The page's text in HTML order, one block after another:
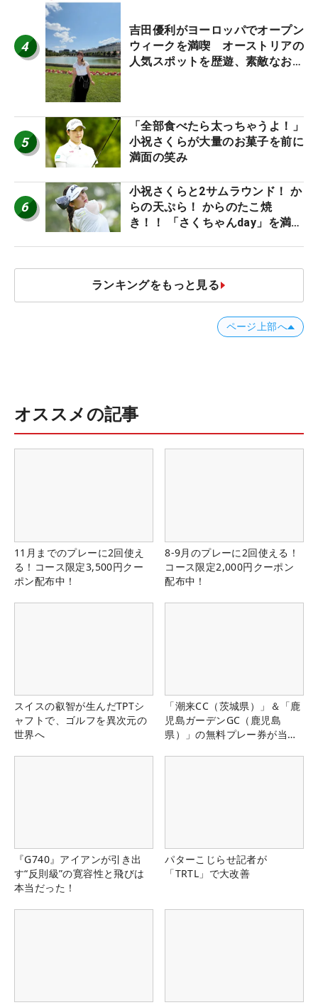
4
吉田優利がヨーロッパでオープン
ウィークを満喫 オーストリアの
人気スポットを歴遊、素敵なお土
5
「全部食べたら太っちゃうよ！」
小祝さくらが大量のお菓子を前に
満面の笑み
6
小祝さくらと2サムラウンド！ か
らの天ぷら！ からのたこ焼
き！！ 「さくちゃんday」を満喫
ランキングをもっと見る
ページ上部へ
オススメの記事
11月までのプレーに2回使え
る！コース限定3,500円クー
ポン配布中！
8-9月のプレーに2回使える！
コース限定2,000円クーポン
配布中！
スイスの叡智が生んだTPTシ
ャフトで、ゴルフを異次元の
世界へ
「潮来CC（茨城県）」＆「鹿
児島ガーデンGC（鹿児島
県）」の無料プレー券が当た
『G740』アイアンが引き出
す“反則級”の寛容性と飛びは
本当だった！
パターこじらせ記者が
「TRTL」で大改善